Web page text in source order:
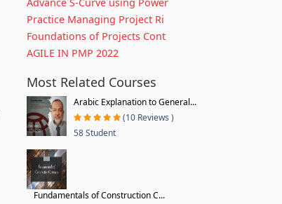
Practice Managing Project Ri
Foundations of Projects Cont
AGILE IN PMP 2022
Most Related Courses
Arabic Explanation to General...
(10 Reviews )
58 Student
Fundamentals of Construction C...